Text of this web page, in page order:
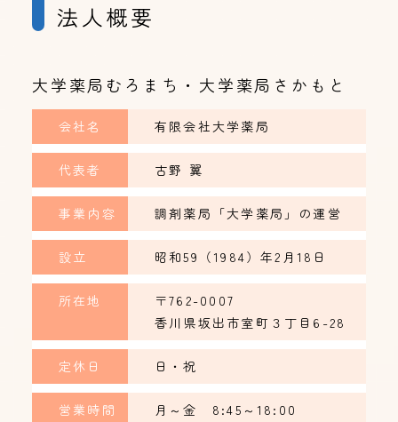
法人概要
大学薬局むろまち・大学薬局さかもと
会社名 有限会社大学薬局
代表者 古野 翼
事業内容 調剤薬局「大学薬局」の運営
設立 昭和59（1984）年2月18日
所在地
〒762-0007
香川県坂出市室町３丁目6-28
定休日 日・祝
営業時間
月～金 8:45～18:00